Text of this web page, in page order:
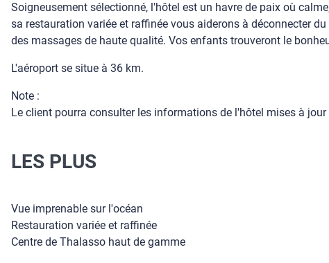
Soigneusement sélectionné, l'hôtel est un havre de paix où
sa restauration variée et raffinée vous aiderons à déconnecter
des massages de haute qualité. Vos enfants trouveront le
L'aéroport se situe à 36 km.
Note :
Le client pourra consulter les informations de l'hôtel mises à
LES PLUS
Vue imprenable sur l'océan
Restauration variée et raffinée
Centre de Thalasso haut de gamme